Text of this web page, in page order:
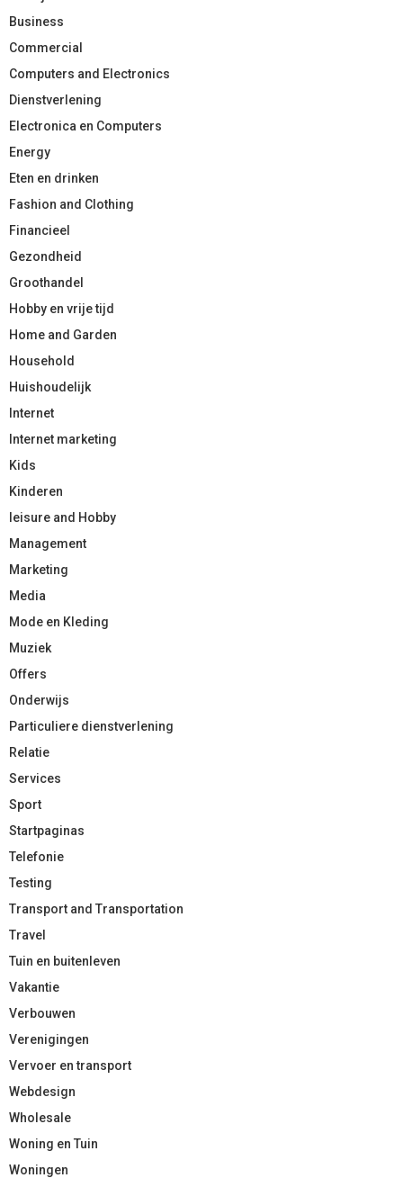
Business
Commercial
Computers and Electronics
Dienstverlening
Electronica en Computers
Energy
Eten en drinken
Fashion and Clothing
Financieel
Gezondheid
Groothandel
Hobby en vrije tijd
Home and Garden
Household
Huishoudelijk
Internet
Internet marketing
Kids
Kinderen
leisure and Hobby
Management
Marketing
Media
Mode en Kleding
Muziek
Offers
Onderwijs
Particuliere dienstverlening
Relatie
Services
Sport
Startpaginas
Telefonie
Testing
Transport and Transportation
Travel
Tuin en buitenleven
Vakantie
Verbouwen
Verenigingen
Vervoer en transport
Webdesign
Wholesale
Woning en Tuin
Woningen